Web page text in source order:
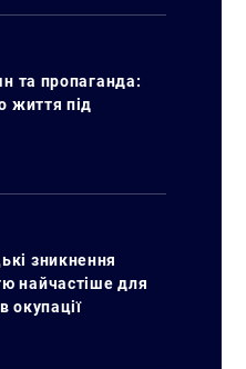
та пропаганда:
життя під
зникнення
найчастіше для
окупації